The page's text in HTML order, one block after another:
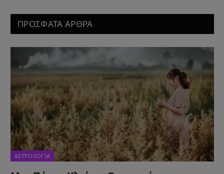
ΠΡΟΣΦΑΤΑ ΑΡΘΡΑ
ΑΣΤΡΟΛΟΓΙΑ